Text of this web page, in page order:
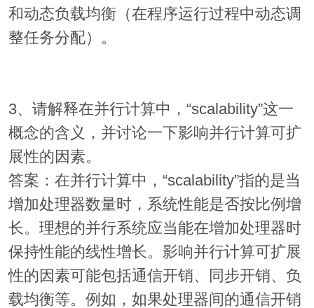
和动态负载均衡（在程序运行过程中动态调
整任务分配）。
3、请解释在并行计算中，“scalability”这一
概念的含义，并讨论一下影响并行计算可扩
展性的因素。
答案：在并行计算中，“scalability”指的是当
增加处理器数量时，系统性能是否按比例增
长。理想的并行系统应当能在增加处理器时
保持性能的线性增长。影响并行计算可扩展
性的因素可能包括通信开销、同步开销、负
载均衡等。例如，如果处理器间的通信开销